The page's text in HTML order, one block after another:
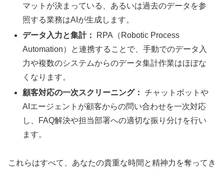
マットが決まっている、あるいは過去のデータを参
照する業務はAIが生成します。
データ入力と集計：
RPA（Robotic Process
Automation）と連携することで、手動でのデータ入
力や複数のシステムからのデータ集計作業はほぼな
くなります。
顧客対応の一次スクリーニング： チャットボットや
AIエージェントが顧客からの問い合わせを一次対応
し、FAQ解決や担当部署への適切な振り分けを行い
ます。
これらはすべて、あなたの貴重な時間と精神力を奪ってき